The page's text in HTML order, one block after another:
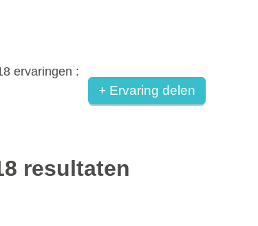
ervaringen :
+ Ervaring delen
resultaten